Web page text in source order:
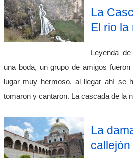
La
El rio la
Leyenda
una boda, un grupo de amigos
lugar muy hermoso, al llegar ahí se
tomaron y cantaron. La cascada de la
La